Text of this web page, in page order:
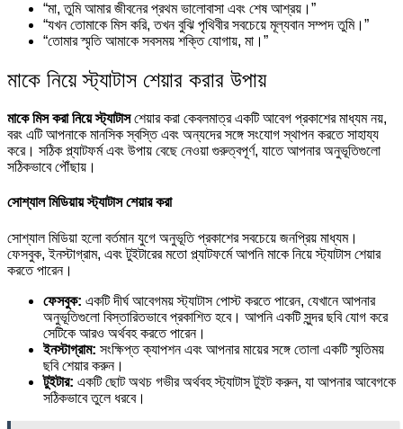
“মা, তুমি আমার জীবনের প্রথম ভালোবাসা এবং শেষ আশ্রয়।”
“যখন তোমাকে মিস করি, তখন বুঝি পৃথিবীর সবচেয়ে মূল্যবান সম্পদ তুমি।”
“তোমার স্মৃতি আমাকে সবসময় শক্তি যোগায়, মা।”
মাকে নিয়ে স্ট্যাটাস শেয়ার করার উপায়
মাকে মিস করা নিয়ে স্ট্যাটাসশেয়ার করা কেবলমাত্র একটি আবেগ প্রকাশের মাধ্যম নয়,
বরং এটি আপনাকে মানসিক স্বস্তি এবং অন্যদের সঙ্গে সংযোগ স্থাপন করতে সাহায্য
করে। সঠিক প্ল্যাটফর্ম এবং উপায় বেছে নেওয়া গুরুত্বপূর্ণ, যাতে আপনার অনুভূতিগুলো
সঠিকভাবে পৌঁছায়।
সোশ্যাল মিডিয়ায় স্ট্যাটাস শেয়ার করা
সোশ্যাল মিডিয়া হলো বর্তমান যুগে অনুভূতি প্রকাশের সবচেয়ে জনপ্রিয় মাধ্যম।
ফেসবুক, ইনস্টাগ্রাম, এবং টুইটারের মতো প্ল্যাটফর্মে আপনি মাকে নিয়ে স্ট্যাটাস শেয়ার
করতে পারেন।
ফেসবুক: একটি দীর্ঘ আবেগময় স্ট্যাটাস পোস্ট করতে পারেন, যেখানে আপনার
অনুভূতিগুলো বিস্তারিতভাবে প্রকাশিত হবে। আপনি একটি সুন্দর ছবি যোগ করে
সেটিকে আরও অর্থবহ করতে পারেন।
ইনস্টাগ্রাম: সংক্ষিপ্ত ক্যাপশন এবং আপনার মায়ের সঙ্গে তোলা একটি স্মৃতিময়
ছবি শেয়ার করুন।
টুইটার: একটি ছোট অথচ গভীর অর্থবহ স্ট্যাটাস টুইট করুন, যা আপনার আবেগকে
সঠিকভাবে তুলে ধরবে।